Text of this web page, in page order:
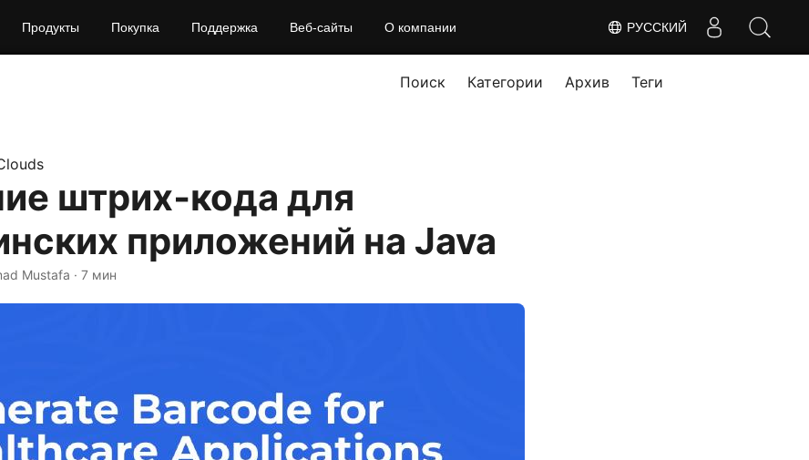
РУССКИЙ
Продукты Покупка Поддержка Веб-сайты О компании
Поиск Категории Архив Теги
штрих‑кода для
приложений на Java
Mustafa · 7 мин